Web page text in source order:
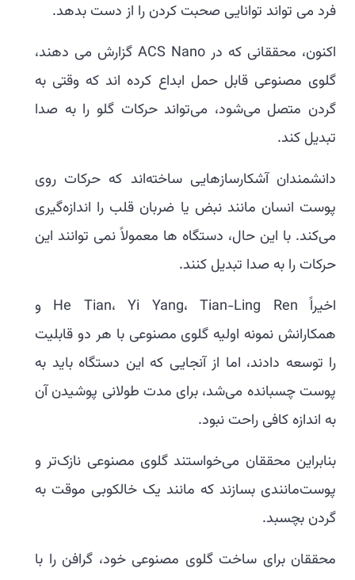
فرد می تواند توانایی صحبت کردن را از دست بدهد.
اکنون، محققانی که در ACS Nano گزارش می دهند،
گلوی مصنوعی قابل حمل ابداع کرده اند که وقتی به
گردن متصل می‌شود، می‌تواند حرکات گلو را به صدا
تبدیل کند.
دانشمندان آشکارسازهایی ساخته‌اند که حرکات روی
پوست انسان مانند نبض یا ضربان قلب را اندازه‌گیری
می‌کند. با این حال، دستگاه ها معمولاً نمی توانند این
حرکات را به صدا تبدیل کنند.
اخیراً He Tian، Yi Yang، Tian-Ling Ren و
همکارانش نمونه اولیه گلوی مصنوعی با هر دو قابلیت
را توسعه دادند، اما از آنجایی که این دستگاه باید به
پوست چسبانده می‌شد، برای مدت طولانی پوشیدن آن
به اندازه کافی راحت نبود.
بنابراین محققان می‌خواستند گلوی مصنوعی نازک‌تر و
پوست‌مانندی بسازند که مانند یک خالکوبی موقت به
گردن بچسبد.
محققان برای ساخت گلوی مصنوعی خود، گرافن را با